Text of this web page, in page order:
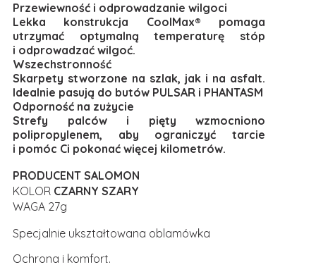
Przewiewność i odprowadzanie wilgoci
Lekka konstrukcja CoolMax® pomaga
utrzymać optymalną temperaturę stóp
i odprowadzać wilgoć.
Wszechstronność
Skarpety stworzone na szlak, jak i na asfalt.
Idealnie pasują do butów PULSAR i PHANTASM
Odporność na zużycie
Strefy palców i pięty wzmocniono
polipropylenem, aby ograniczyć tarcie
i pomóc Ci pokonać więcej kilometrów.
PRODUCENT SALOMON
KOLOR CZARNY SZARY
WAGA 27g
Specjalnie ukształtowana oblamówka
Ochrona i komfort.